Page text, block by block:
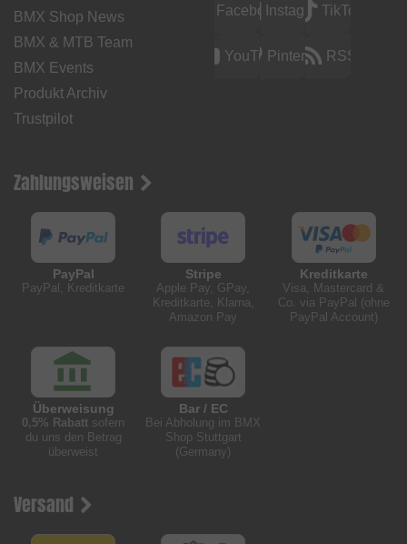
BMX Shop News
BMX & MTB Team
BMX Events
Produkt Archiv
Trustpilot
FacebookInstagramTikTok
YouTubePinterest RSS
Zahlungsweisen
PayPal
PayPal, Kreditkarte
Stripe
Apple Pay, GPay,
Kreditkarte, Klarna,
Amazon Pay
Kreditkarte
Visa, Mastercard &
Co. via PayPal (ohne
PayPal Account)
Überweisung
0,5% Rabatt sofern
du uns den Betrag
überweist
Bar / EC
Bei Abholung im BMX
Shop Stuttgart
(Germany)
Versand